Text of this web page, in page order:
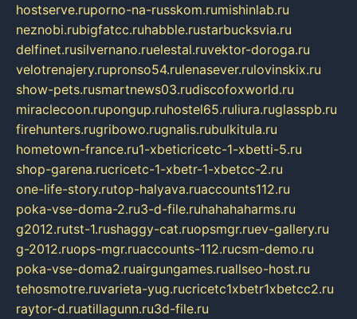
hostserve.ruporno-na-russkom.rumishinlab.ru
neznobi.rubigfatcc.ruhabble.rustarbucksvia.ru
delfinet.rusilvernano.ruelestal.ruvektor-doroga.ru
velotrenajery.rupronso54.rulenasever.rulovinskix.ru
show-pets.rusmartnews03.rudiscofoxworld.ru
miraclecoon.rupongup.ruhostel65.ruliura.ruglasspb.ru
firehunters.rugribowo.rugnalis.rubulkitula.ru
hometown-france.ru1-xbeticricetc-1-xbetti-5.ru
shop-garena.rucricetc-1-xbetr-1-xbetcc-2.ru
one-life-story.rutop-halyava.ruaccounts112.ru
poka-vse-doma-2.ru3-d-file.ruhahahaharms.ru
g2012.rutst-1.rushaggy-cat.ruopsmgr.ruev-gallery.ru
g-2012.ruops-mgr.ruaccounts-112.rucsm-demo.ru
poka-vse-doma2.ruairgungames.ruallseo-host.ru
tehosmotre.ruvarieta-yug.rucricetc1xbetr1xbetcc2.ru
raytor-d.ruatillagunn.ru3d-file.ru